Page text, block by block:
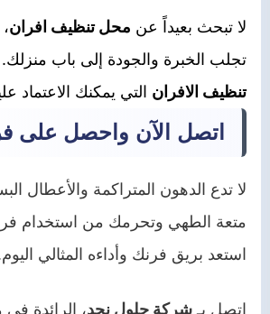
لا تبحث بعيداً عن محل تنظيف افران
تجلب الخبرة والجودة إلى باب
تنظيف الافران التي يمكنك الاعتماد
اتصل الآن واحصل على
لا تدع الدهون المتراكمة والأعطال
متعة الطهي وتحرمك من استخدام
استعد بريق فرنك وأداءه المثالي
اتصل بـ شركة حلول نجد، الرائدة